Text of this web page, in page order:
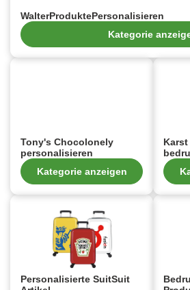
WalterProduktePersonalisieren
Kategorie
Tony's Chocolonely
personalisieren
Kategorie anzeigen
Personalisierte SuitSuit